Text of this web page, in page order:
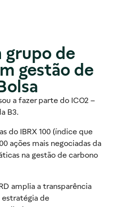
grupo de
gestão de
a fazer parte do ICO2 –
B3.
do IBRX 100 (índice que
ações mais negociadas da
na gestão de carbono
amplia a transparência
estratégia de